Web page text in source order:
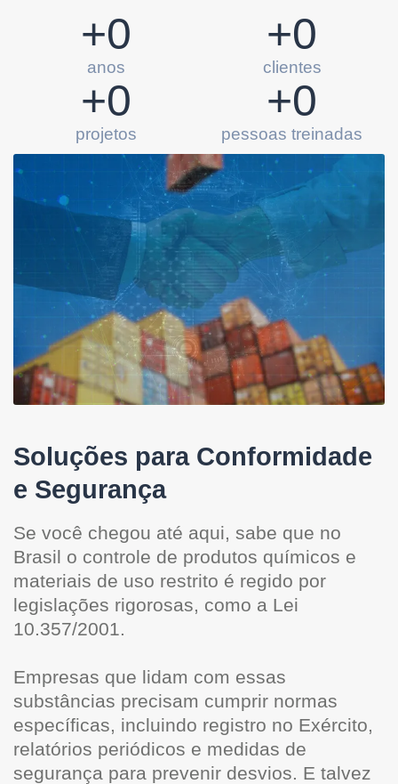
anos
+0
clientes
+0
projetos
+0
pessoas treinadas
+0
Soluções para Conformidade
e Segurança
Se você chegou até aqui, sabe que no
Brasil o controle de produtos químicos e
materiais de uso restrito é regido por
legislações rigorosas, como a Lei
10.357/2001.
Empresas que lidam com essas
substâncias precisam cumprir normas
específicas, incluindo registro no Exército,
relatórios periódicos e medidas de
segurança para prevenir desvios. E talvez